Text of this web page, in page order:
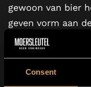
Consent
gewoon van bier
geven vorm aan
BEKIJK TV-